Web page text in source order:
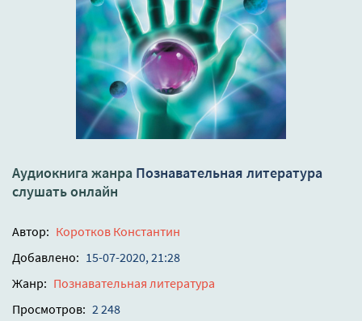
Аудиокнига жанра Познавательная литература
слушать онлайн
Автор: Коротков Константин
Добавлено: 15-07-2020, 21:28
Жанр: Познавательная литература
Просмотров: 2 248